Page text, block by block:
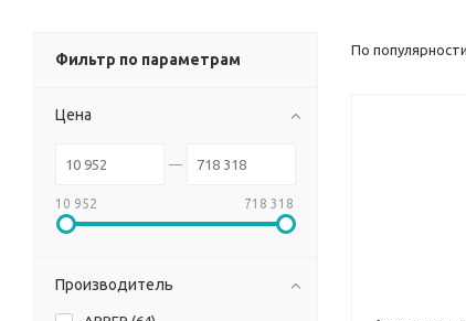
По популярности
Фильтр по параметрам
Цена
10 952 718 318
Производитель